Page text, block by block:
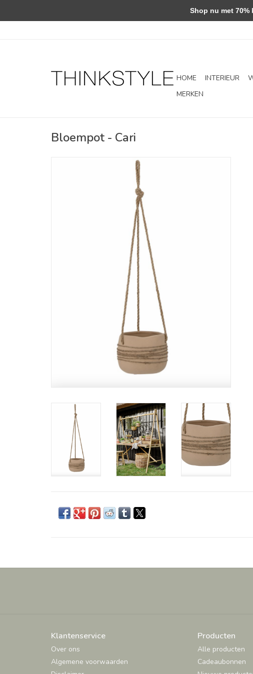
HOME INTERIEUR
MERKEN
Bloempot - Cari
Klantenservice
Over ons
Algemene voorwaarden
Producten
Alle producten
Cadeaubonnen
Shop nu met 70%